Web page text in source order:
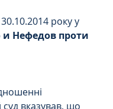
року у
и Нефедов проти
вказував, що